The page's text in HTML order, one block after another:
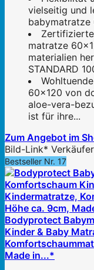
vielseitig und
babymatratze
matratze
materialien
STANDARD
60x120 von
aloe-vera-
ist für ihre...
Zum Angebot im
Bild-Link*
Bestseller Nr. 17
Bodyprotect
Kinder & Baby
Made in...*